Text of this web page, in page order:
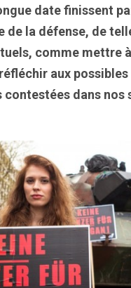
date finissent
de la défense, de
comme
aux
contestées dans nos